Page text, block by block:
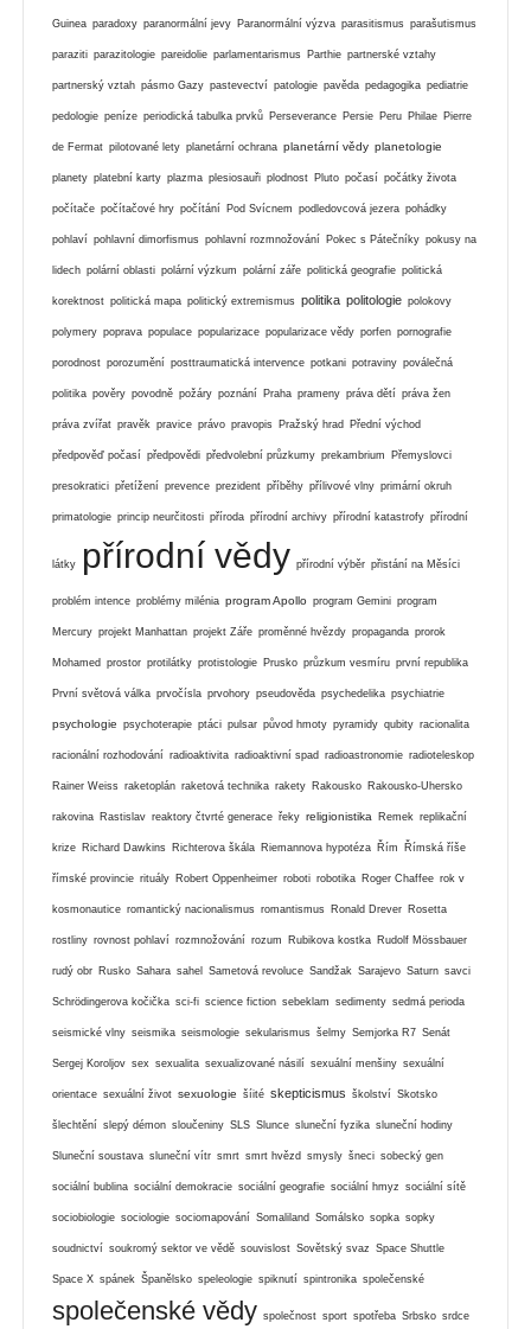
Guinea paradoxy paranormální jevy Paranormální výzva parasitismus parašutismus
paraziti parazitologie pareidolie parlamentarismus Parthie partnerské vztahy
partnerský vztah pásmo Gazy pastevectví patologie pavěda pedagogika pediatrie
pedologie peníze periodická tabulka prvků Perseverance Persie Peru Philae Pierre
de Fermat pilotované lety planetární ochrana planetární vědy planetologie
planety platební karty plazma plesiosauři plodnost Pluto počasí počátky života
počítače počítačové hry počítání Pod Svícnem podledovcová jezera pohádky
pohlaví pohlavní dimorfismus pohlavní rozmnožování Pokec s Pátečníky pokusy na
lidech polární oblasti polární výzkum polární záře politická geografie politická
korektnost politická mapa politický extremismus politika politologie polokovy
polymery poprava populace popularizace popularizace vědy porfen pornografie
porodnost porozumění posttraumatická intervence potkani potraviny poválečná
politika pověry povodně požáry poznání Praha prameny práva dětí práva žen
práva zvířat pravěk pravice právo pravopis Pražský hrad Přední východ
předpověď počasí předpovědi předvolební průzkumy prekambrium Přemyslovci
presokratici přetížení prevence prezident příběhy přílivové vlny primární okruh
primatologie princip neurčitosti příroda přírodní archivy přírodní katastrofy přírodní
látky přírodní vědy přírodní výběr přistání na Měsíci
problém intence problémy milénia program Apollo program Gemini program
Mercury projekt Manhattan projekt Záře proměnné hvězdy propaganda prorok
Mohamed prostor protilátky protistologie Prusko průzkum vesmíru první republika
První světová válka prvočísla prvohory pseudověda psychedelika psychiatrie
psychologie psychoterapie ptáci pulsar původ hmoty pyramidy qubity racionalita
racionální rozhodování radioaktivita radioaktivní spad radioastronomie radioteleskop
Rainer Weiss raketoplán raketová technika rakety Rakousko Rakousko-Uhersko
rakovina Rastislav reaktory čtvrté generace řeky religionistika Remek replikační
krize Richard Dawkins Richterova škála Riemannova hypotéza Řím Římská říše
římské provincie rituály Robert Oppenheimer roboti robotika Roger Chaffee rok v
kosmonautice romantický nacionalismus romantismus Ronald Drever Rosetta
rostliny rovnost pohlaví rozmnožování rozum Rubikova kostka Rudolf Mössbauer
rudý obr Rusko Sahara sahel Sametová revoluce Sandžak Sarajevo Saturn savci
Schrödingerova kočička sci-fi science fiction sebeklam sedimenty sedmá perioda
seismické vlny seismika seismologie sekularismus šelmy Semjorka R7 Senát
Sergej Koroljov sex sexualita sexualizované násilí sexuální menšiny sexuální
orientace sexuální život sexuologie šíité skepticismus školství Skotsko
šlechtění slepý démon sloučeniny SLS Slunce sluneční fyzika sluneční hodiny
Sluneční soustava sluneční vítr smrt smrt hvězd smysly šneci sobecký gen
sociální bublina sociální demokracie sociální geografie sociální hmyz sociální sítě
sociobiologie sociologie sociomapování Somaliland Somálsko sopka sopky
soudnictví soukromý sektor ve vědě souvislost Sovětský svaz Space Shuttle
Space X spánek Španělsko speleologie spiknutí spintronika společenské
společenské vědy společnost sport spotřeba Srbsko srdce